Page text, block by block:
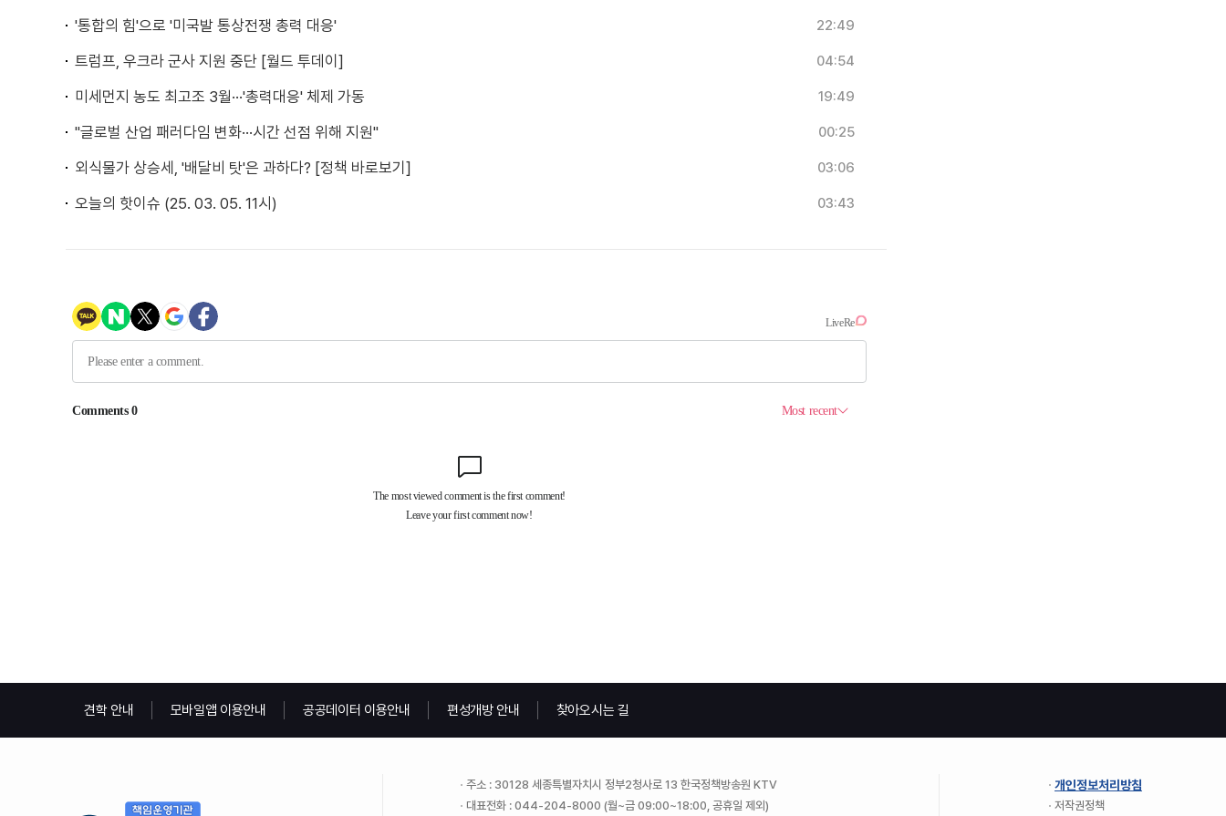
'통합의 힘'으로 '미국발 통상전쟁 총력 대응' 22:49
트럼프, 우크라 군사 지원 중단 [월드 투데이] 04:54
미세먼지 농도 최고조 3월···'총력대응' 체제 가동 19:49
"글로벌 산업 패러다임 변화···시간 선점 위해 지원" 00:25
외식물가 상승세, '배달비 탓'은 과하다? [정책 바로보기] 03:06
오늘의 핫이슈 (25. 03. 05. 11시) 03:43
견학 안내 모바일앱 이용안내 공공데이터 이용안내 편성개방 안내 찾아오시는 길
주소 : 30128 세종특별자치시 정부2청사로 13 한국정책방송원 KTV
대표전화 : 044-204-8000 (월~금 09:00~18:00, 공휴일 제외)
개인정보처리방침
저작권정책